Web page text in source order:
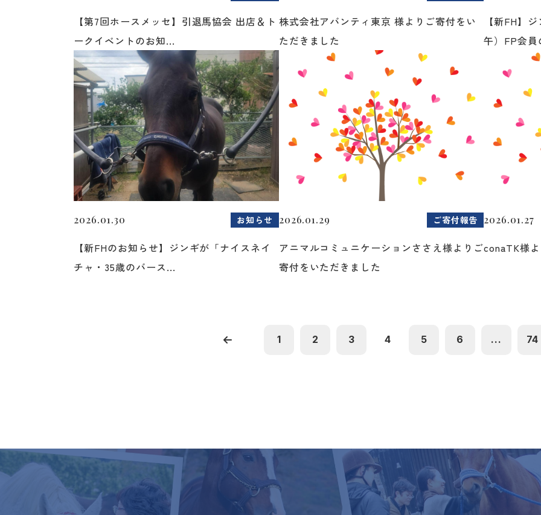
【第7回ホースメッセ】引退馬協会 出店＆ト
ークイベントのお知...
株式会社アバンティ東京 様よりご寄付をい
ただきました
【新FH】
午）FP会
2026.01.30 お知らせ
【新FHのお知らせ】ジンギが「ナイスネイ
チャ・35歳のバース...
2026.01.29 ご寄付報告
アニマルコミュニケーションささえ様よりご
寄付をいただきました
2026.01.27
conaTK様
1 2 3 4 5 6 ... 74